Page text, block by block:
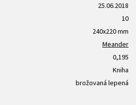
25.06.2018
10
240x220 mm
Meander
0,195
Kniha
brožovaná lepená